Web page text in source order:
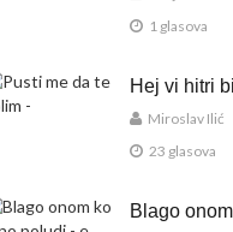
1 glasova
Hej vi hitri
Miroslav Ilić
23 glasova
Blago